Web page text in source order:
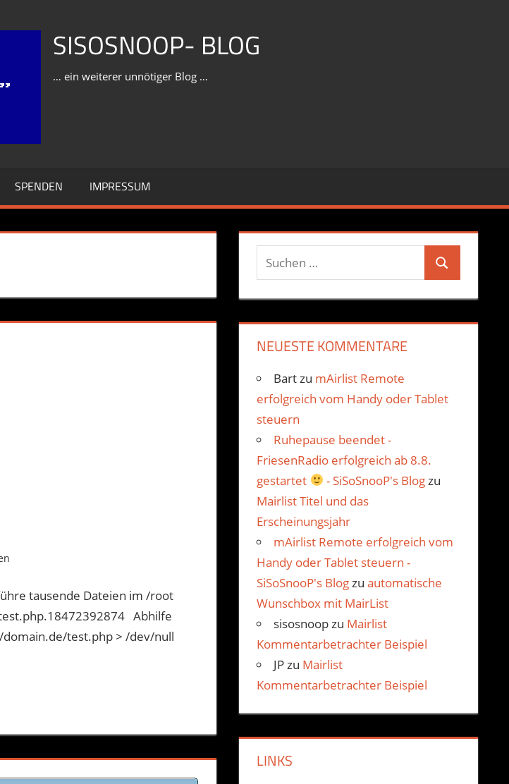
SISOSNOOP- BLOG
… ein weiterer unnötiger Blog …
SPENDEN IMPRESSUM
tausende Dateien im /root
Abhilfe
domain.de/test.php > /dev/null
Suchen
nach:
Suchen
NEUESTE KOMMENTARE
Bart zu mAirlist Remote
erfolgreich vom Handy oder Tablet
steuern
Ruhepause beendet -
FriesenRadio erfolgreich ab 8.8.
gestartet
- SiSoSnooP's Blogzu
Mairlist Titel und das
Erscheinungsjahr
mAirlist Remote erfolgreich vom
Handy oder Tablet steuern -
SiSoSnooP's Blog zuautomatische
Wunschbox mit MairList
sisosnoop zu Mairlist
Kommentarbetrachter Beispiel
JP zu Mairlist
Kommentarbetrachter Beispiel
LINKS